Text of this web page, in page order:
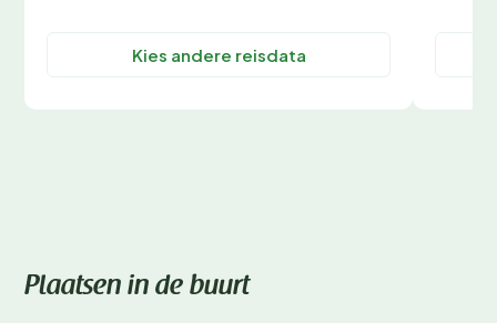
Kies andere reisdata
Plaatsen in de buurt